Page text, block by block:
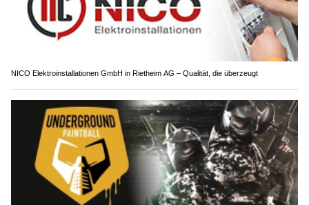
NICO Elektroinstallationen GmbH in Rietheim AG – Qualität, die überzeugt